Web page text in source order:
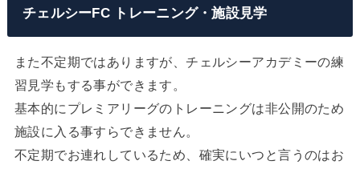
チェルシーFC トレーニング・施設見学
また不定期ではありますが、チェルシーアカデミーの練
習見学もする事ができます。
基本的にプレミアリーグのトレーニングは非公開のため
施設に入る事すらできません。
不定期でお連れしているため、確実にいつと言うのはお